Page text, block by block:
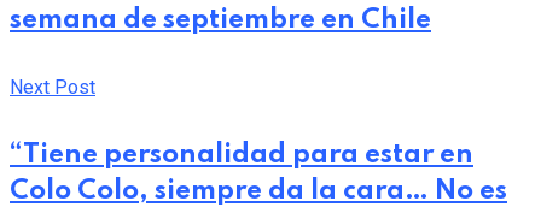
semana de septiembre en Chile
Next Post
“Tiene personalidad para estar en
Colo Colo, siempre da la cara… No es